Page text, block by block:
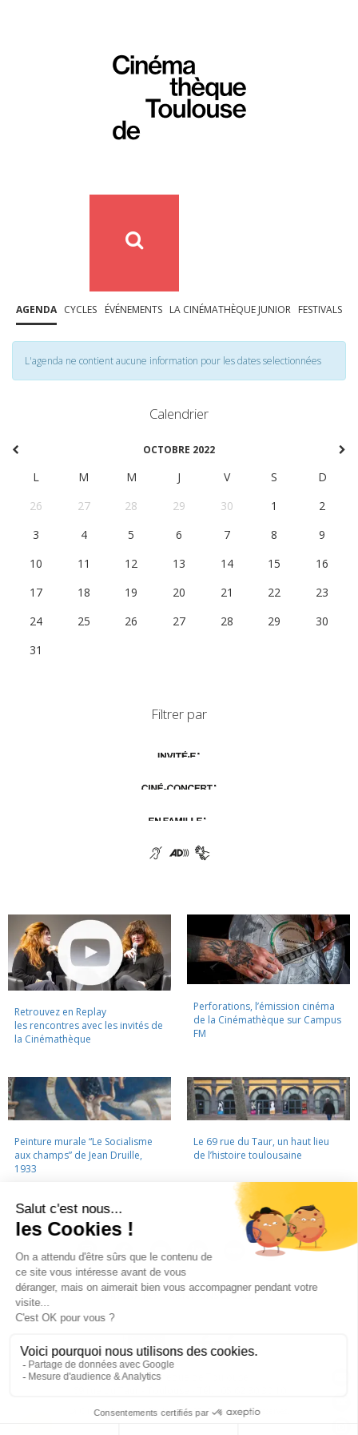
AGENDA CYCLES ÉVÉNEMENTS LA CINÉMATHÈQUE JUNIOR FESTIVALS
L'agenda ne contient aucune information pour les dates selectionnées
Calendrier
OCTOBRE 2022
L M M J V S
D
26
27 28 29 30 1
2
3
4 5 6 7 8
9
10
11 12 13 14 15
16
17
18 19 20 21 22
23
24
25 26 27 28 29
30
31
Filtrer par
Retrouvez en Replay
les rencontres avec les invités de
la Cinémathèque
Perforations, l’émission cinéma
de la Cinémathèque sur Campus
FM
Peinture murale “Le Socialisme
aux champs” de Jean Druille,
1933
Le 69 rue du Taur, un haut lieu
de l’histoire toulousaine
LA CINÉMATHÈQUE · CONTACTS · LETTRE D'INFORMATION ·
PARTENAIRES · MENTIONS LÉGALES
La Cinémathèque de Toulouse
La Cinémathèque de Toulouse © 2015. Tous droits réservés.